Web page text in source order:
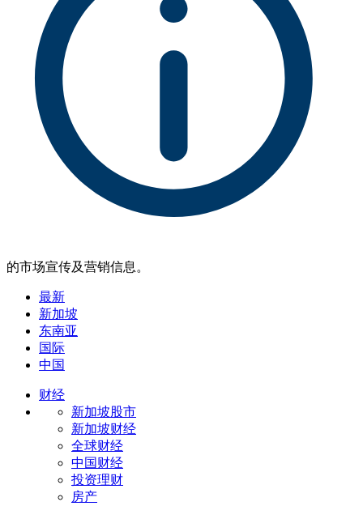
的市场宣传及营销信息。
最新
新加坡
东南亚
国际
中国
财经
新加坡股市
新加坡财经
全球财经
中国财经
投资理财
房产